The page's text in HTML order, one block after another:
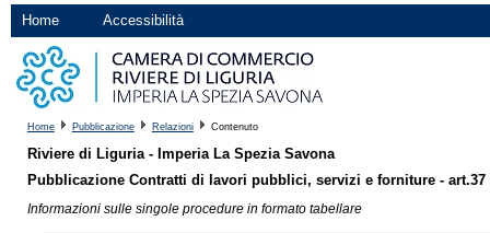
Home Accessibilità
Home Pubblicazione Relazioni Contenuto
Riviere di Liguria - Imperia La Spezia Savona
Pubblicazione Contratti di lavori pubblici, servizi e forniture - art.37
Informazioni sulle singole procedure in formato tabellare